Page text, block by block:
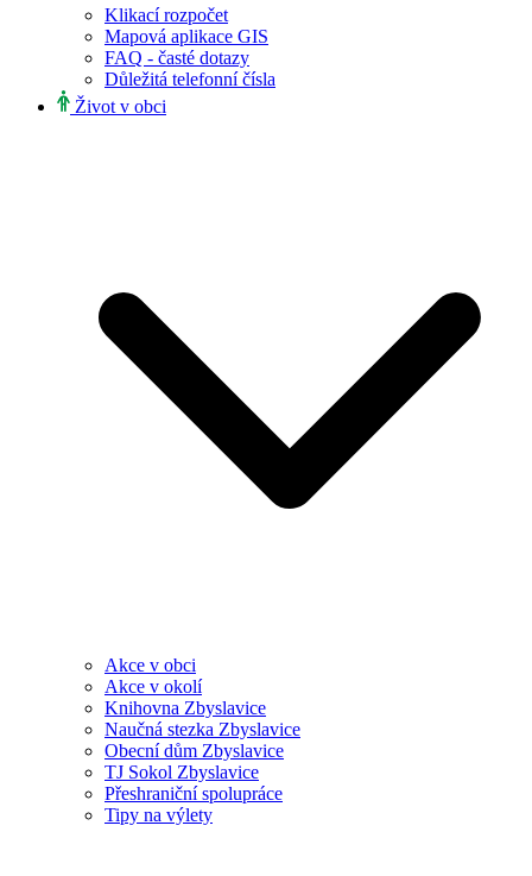
Klikací rozpočet
Mapová aplikace GIS
FAQ - časté dotazy
Důležitá telefonní čísla
Život v obci
Akce v obci
Akce v okolí
Knihovna Zbyslavice
Naučná stezka Zbyslavice
Obecní dům Zbyslavice
TJ Sokol Zbyslavice
Přeshraniční spolupráce
Tipy na výlety